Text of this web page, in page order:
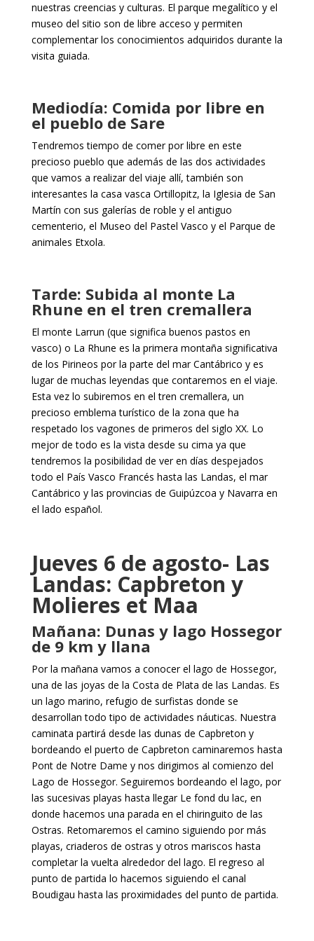
nuestras creencias y culturas. El parque megalítico y el
museo del sitio son de libre acceso y permiten
complementar los conocimientos adquiridos durante la
visita guiada.
Mediodía: Comida por libre en
el pueblo de Sare
Tendremos tiempo de comer por libre en este
precioso pueblo que además de las dos actividades
que vamos a realizar del viaje allí, también son
interesantes la casa vasca Ortillopitz, la Iglesia de San
Martín con sus galerías de roble y el antiguo
cementerio, el Museo del Pastel Vasco y el Parque de
animales Etxola.
Tarde: Subida al monte La
Rhune en el tren cremallera
El monte Larrun (que significa buenos pastos en
vasco) o La Rhune es la primera montaña significativa
de los Pirineos por la parte del mar Cantábrico y es
lugar de muchas leyendas que contaremos en el viaje.
Esta vez lo subiremos en el tren cremallera, un
precioso emblema turístico de la zona que ha
respetado los vagones de primeros del siglo XX. Lo
mejor de todo es la vista desde su cima ya que
tendremos la posibilidad de ver en días despejados
todo el País Vasco Francés hasta las Landas, el mar
Cantábrico y las provincias de Guipúzcoa y Navarra en
el lado español.
Jueves 6 de agosto- Las
Landas: Capbreton y
Molieres et Maa
Mañana: Dunas y lago Hossegor
de 9 km y llana
Por la mañana vamos a conocer el lago de Hossegor,
una de las joyas de la Costa de Plata de las Landas. Es
un lago marino, refugio de surfistas donde se
desarrollan todo tipo de actividades náuticas. Nuestra
caminata partirá desde las dunas de Capbreton y
bordeando el puerto de Capbreton caminaremos hasta
Pont de Notre Dame y nos dirigimos al comienzo del
Lago de Hossegor. Seguiremos bordeando el lago, por
las sucesivas playas hasta llegar Le fond du lac, en
donde hacemos una parada en el chiringuito de las
Ostras. Retomaremos el camino siguiendo por más
playas, criaderos de ostras y otros mariscos hasta
completar la vuelta alrededor del lago. El regreso al
punto de partida lo hacemos siguiendo el canal
Boudigau hasta las proximidades del punto de partida.